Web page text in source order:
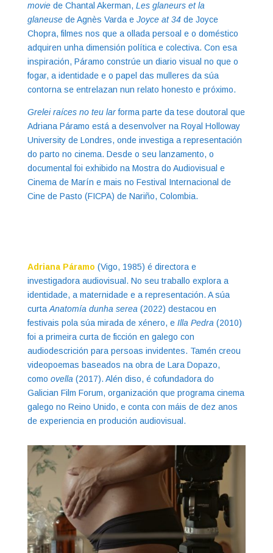
moviede Chantal Akerman, Les glaneurs et la
glaneusede Agnès Varda e Joyce at 34de Joyce
Chopra, filmes nos que a ollada persoal e o doméstico
adquiren unha dimensión política e colectiva. Con esa
inspiración, Páramo constrúe un diario visual no que o
fogar, a identidade e o papel das mulleres da súa
contorna se entrelazan nun relato honesto e próximo.
Grelei raíces no teu larforma parte da tese doutoral que
Adriana Páramo está a desenvolver na Royal Holloway
University de Londres, onde investiga a representación
do parto no cinema. Desde o seu lanzamento, o
documental foi exhibido na Mostra do Audiovisual e
Cinema de Marín e mais no Festival Internacional de
Cine de Pasto (FICPA) de Nariño, Colombia.
Adriana Páramo (Vigo, 1985) é directora e
investigadora audiovisual. No seu traballo explora a
identidade, a maternidade e a representación. A súa
curta Anatomía dunha serea (2022) destacou en
festivais pola súa mirada de xénero, e Illa Pedra (2010)
foi a primeira curta de ficción en galego con
audiodescrición para persoas invidentes. Tamén creou
videopoemas baseados na obra de Lara Dopazo,
como ovella (2017). Alén diso, é cofundadora do
Galician Film Forum, organización que programa cinema
galego no Reino Unido, e conta con máis de dez anos
de experiencia en produción audiovisual.